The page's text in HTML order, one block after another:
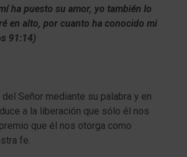
ha puesto su amor, yo también lo
en alto, por cuanto ha conocido mi
91:14)
Señor mediante su palabra y en
a la liberación que sólo él nos
que él nos otorga como
fe.